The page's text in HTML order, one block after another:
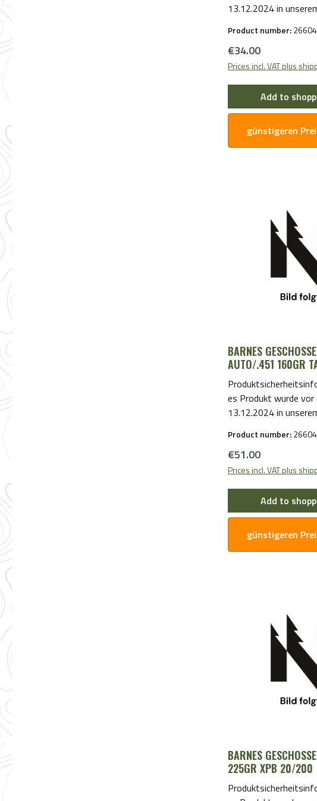
13.12.2024 in
sich bitte per E-Mail an
Product number:
Regular price:
€34.00
Prices incl. VAT plus
Add to
günstigeren
BARNES
AUTO/.451 160GR
es Produkt wurde vor
13.12.2024 in
sich bitte per E-Mail an
Product number:
Regular price:
€51.00
Prices incl. VAT plus
Add to
günstigeren
BARNES
225GR XPB 20/200